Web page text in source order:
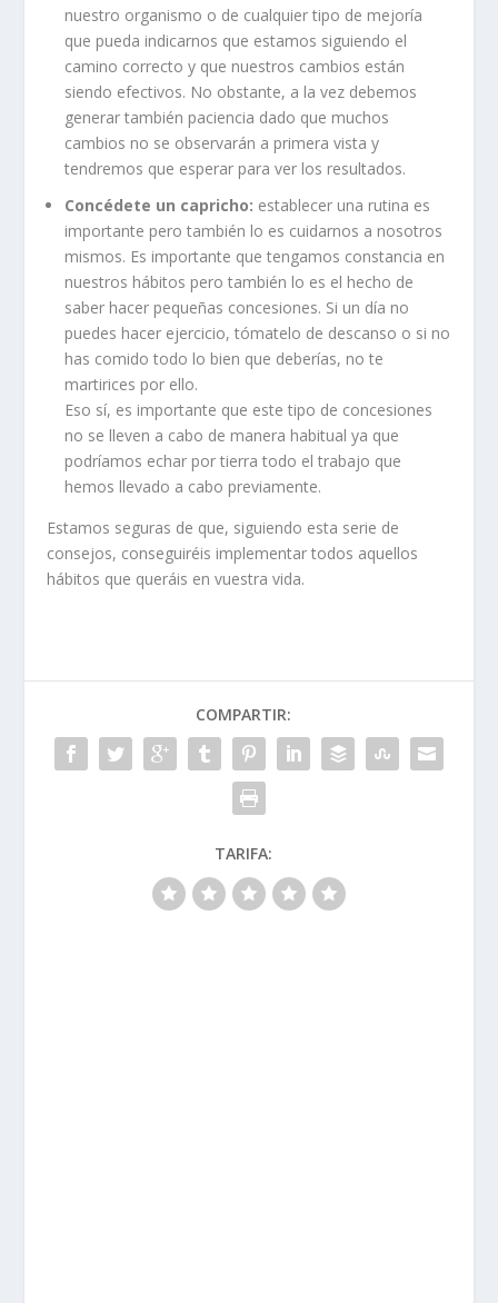
nuestro organismo o de cualquier tipo de mejoría
que pueda indicarnos que estamos siguiendo el
camino correcto y que nuestros cambios están
siendo efectivos. No obstante, a la vez debemos
generar también paciencia dado que muchos
cambios no se observarán a primera vista y
tendremos que esperar para ver los resultados.
Concédete un capricho: establecer una rutina es
importante pero también lo es cuidarnos a nosotros
mismos. Es importante que tengamos constancia en
nuestros hábitos pero también lo es el hecho de
saber hacer pequeñas concesiones. Si un día no
puedes hacer ejercicio, tómatelo de descanso o si no
has comido todo lo bien que deberías, no te
martirices por ello.
Eso sí, es importante que este tipo de concesiones
no se lleven a cabo de manera habitual ya que
podríamos echar por tierra todo el trabajo que
hemos llevado a cabo previamente.
Estamos seguras de que, siguiendo esta serie de
consejos, conseguiréis implementar todos aquellos
hábitos que queráis en vuestra vida.
COMPARTIR:
TARIFA: